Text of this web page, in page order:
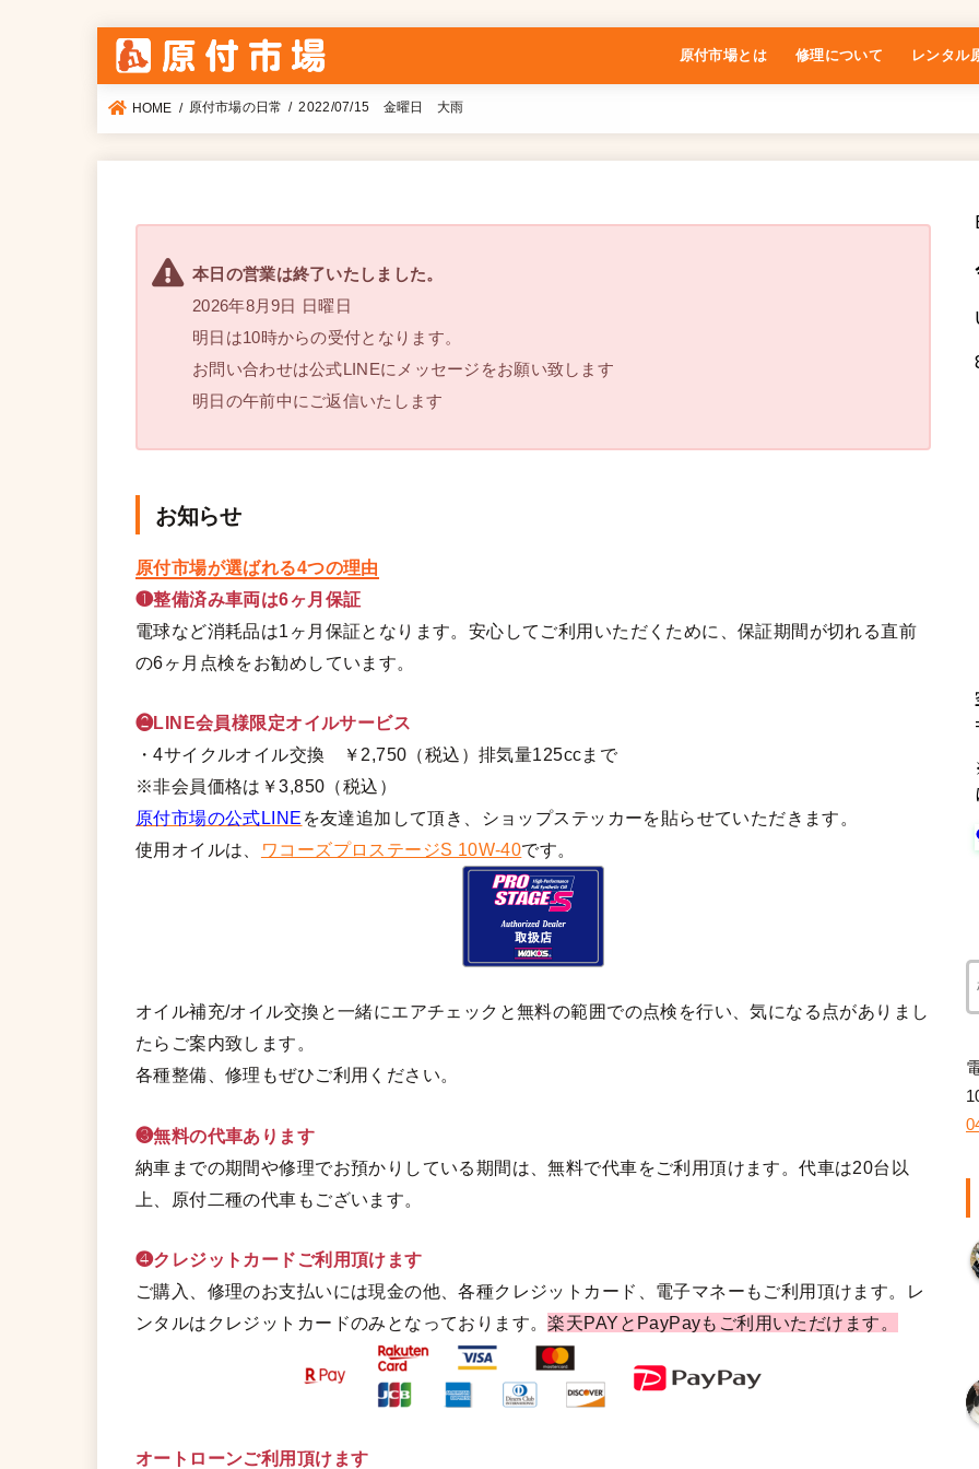
原付市場とは 修理について レンタル
HOME 原付市場の日常 2022/07/15 金曜日 大雨
本日の営業は終了いたしました。
2026年8月9日 日曜日
明日は10時からの受付となります。
お問い合わせは公式LINEにメッセージをお願い致します
明日の午前中にご返信いたします
お知らせ
原付市場が選ばれる4つの理由
❶整備済み車両は6ヶ月保証
電球など消耗品は1ヶ月保証となります。安心してご利用いただくために、保証期間が切れる直前
の6ヶ月点検をお勧めしています。
❷LINE会員様限定オイルサービス
・4サイクルオイル交換 ￥2,750（税込）排気量125ccまで
※非会員価格は￥3,850（税込）
原付市場の公式LINE を友達追加して頂き、ショップステッカーを貼らせていただきます。
使用オイルは、
ワコーズプロステージS 10W-40です。
オイル補充/オイル交換と一緒にエアチェックと無料の範囲での点検を行い、気になる点がありまし
たらご案内致します。
各種整備、修理もぜひご利用ください。
❸無料の代車あります
納車までの期間や修理でお預かりしている期間は、無料で代車をご利用頂けます。代車は20台以
上、原付二種の代車もございます。
❹クレジットカードご利用頂けます
ご購入、修理のお支払いには現金の他、各種クレジットカード、電子マネーもご利用頂けます。レ
ンタルはクレジットカードのみとなっております。楽天PAYとPayPayもご利用いただけます。
オートローンご利用頂けます